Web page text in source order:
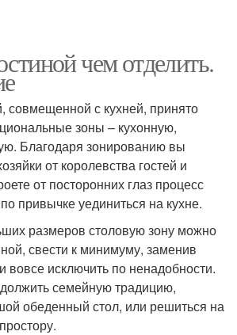
чем отделить.
совмещенной с кухней, принято
зоны – кухонную,
Благодаря зонированию вы
от королевства гостей и
от посторонних глаз процесс
привычке уединиться на кухне.
размеров столовую зону можно
свести к минимуму, заменив
вовсе исключить по ненадобности.
семейную традицию,
обеденный стол, или решиться на